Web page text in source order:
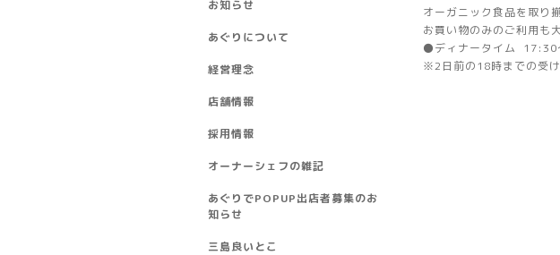
オーガニック食品を取り
お買い物のみのご利用も
⚫ディナータイム
※2日前の18時までの受け
お知らせ
あぐりについて
経営理念
店舗情報
採用情報
オーナーシェフの雑記
あぐりでPOPUP出店者募集のお
知らせ
三島良いとこ